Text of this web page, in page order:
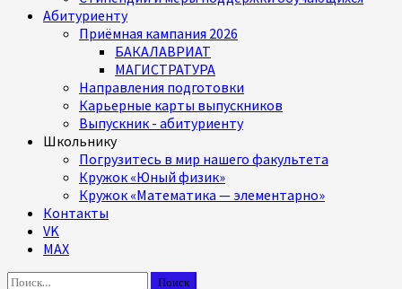
Абитуриенту
Приёмная кампания 2026
БАКАЛАВРИАТ
МАГИСТРАТУРА
Направления подготовки
Карьерные карты выпускников
Выпускник - абитуриенту
Школьнику
Погрузитесь в мир нашего факультета
Кружок «Юный физик»
Кружок «Математика — элементарно»
Контакты
VK
MAX
Найти: